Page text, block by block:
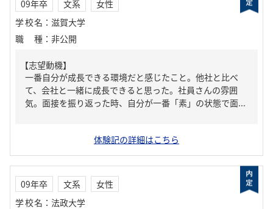
09年卒 文系
女性
学校名 ： 滋賀大学
職種 ： 非公開
【志望動機】
一番自分が成長できる環境だと感じたこと。他社と比べ
て、会社と一緒に成長できると思った。社員さんの雰囲
気。面接を振り返った時、自分が一番「素」の状態で面...
体験記の詳細はこちら
09年卒 文系
女性
学校名 ： 法政大学